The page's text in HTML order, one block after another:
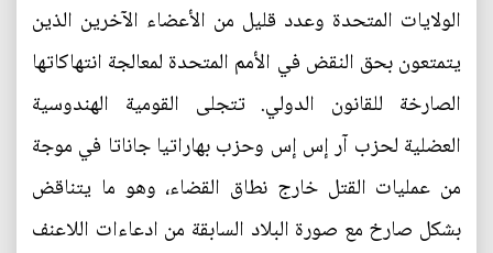
الولايات المتحدة وعدد قليل من الأعضاء الآخرين الذين
يتمتعون بحق النقض في الأمم المتحدة لمعالجة انتهاكاتها
الصارخة للقانون الدولي. تتجلى القومية الهندوسية
العضلية لحزب آر إس إس وحزب بهاراتيا جاناتا في موجة
من عمليات القتل خارج نطاق القضاء، وهو ما يتناقض
بشكل صارخ مع صورة البلاد السابقة من ادعاءات اللاعنف